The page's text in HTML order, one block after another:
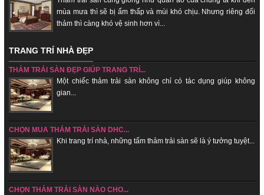
mùa mưa thì sẽ bị ẩm thấp và mùi khó chịu. Nhưng riêng đối
thảm thì càng khó vệ sinh hơn vì...
TRANG TRÍ NHÀ ĐẸP
THẢM TRẢI SÀN ĐẸP GIÚP TRANG TRÍ...
Một chiếc thảm trải sàn không chỉ có tác dụng giúp không
gian...
CHỌN MUA THẢM TRẢI SÀN DHC...
Khi trang trí nhà, những tấm thảm trải sàn sẽ là ý tưởng tuyệt...
CHỌN THẢM TRẢI SÀN NÀO CHO...